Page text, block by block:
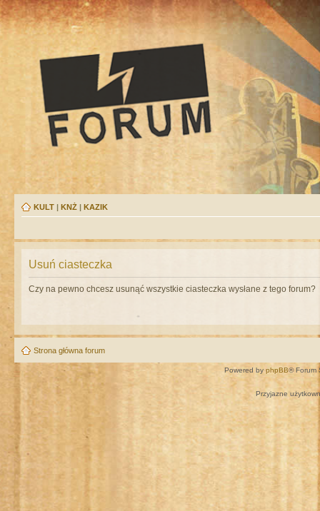
KULT | KNŻ | KAZIK
Usuń ciasteczka
Czy na pewno chcesz usunąć wszystkie ciasteczka wysłane z tego forum?
Strona główna forum
Powered by phpBB® Forum
Przyjazne